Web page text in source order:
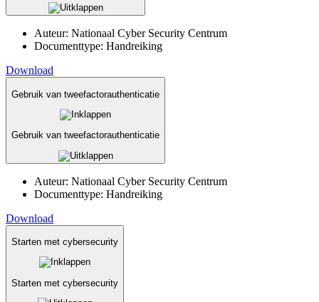
Auteur: Nationaal Cyber Security Centrum
Documenttype: Handreiking
Download
Gebruik van tweefactorauthenticatie
Gebruik van tweefactorauthenticatie
Auteur: Nationaal Cyber Security Centrum
Documenttype: Handreiking
Download
Starten met cybersecurity
Starten met cybersecurity